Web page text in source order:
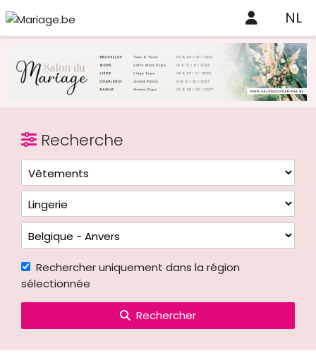
NL
Recherche
Rechercher uniquement dans la région
sélectionnée
Rechercher